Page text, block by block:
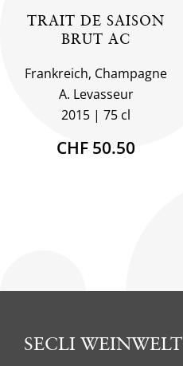
TRAIT DE SAISON
BRUT AC
Frankreich, Champagne
A. Levasseur
2015
75 cl
CHF 50.50
SECLI WEINWELT